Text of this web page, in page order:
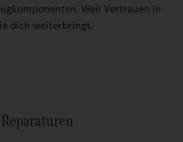
Weil Vertrauen in
dich weiterbringt.